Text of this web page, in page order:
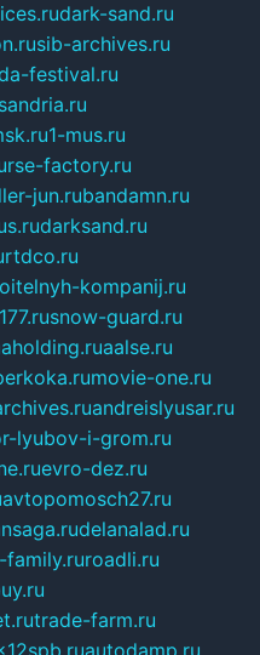
dark-sand.ru
sib-archives.ru
festival.ru
1-mus.ru
factory.ru
jun.rubandamn.ru
darksand.ru
rtdco.ru
kompanij.ru
snow-guard.ru
aalse.ru
movie-one.ru
andreislyusar.ru
lyubov-i-grom.ru
evro-dez.ru
avtopomosch27.ru
delanalad.ru
family.ruroadli.ru
trade-farm.ru